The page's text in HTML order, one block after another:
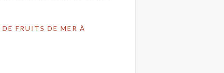
FRUITS DE MER À